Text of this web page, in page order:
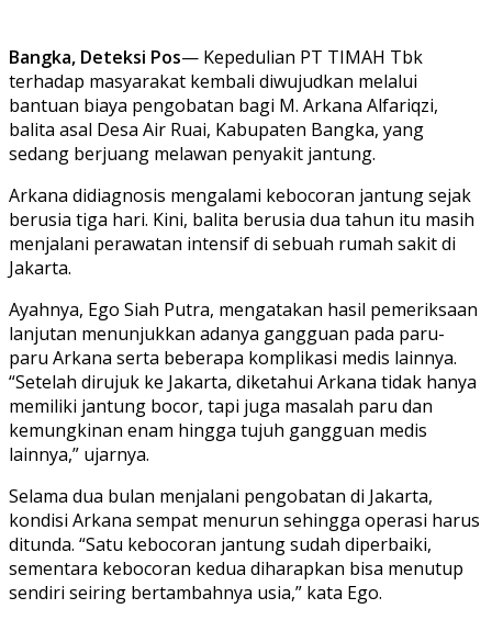
Bangka, Deteksi Pos— Kepedulian PT TIMAH Tbk
terhadap masyarakat kembali diwujudkan melalui
bantuan biaya pengobatan bagi M. Arkana Alfariqzi,
balita asal Desa Air Ruai, Kabupaten Bangka, yang
sedang berjuang melawan penyakit jantung.
Arkana didiagnosis mengalami kebocoran jantung sejak
berusia tiga hari. Kini, balita berusia dua tahun itu masih
menjalani perawatan intensif di sebuah rumah sakit di
Jakarta.
Ayahnya, Ego Siah Putra, mengatakan hasil pemeriksaan
lanjutan menunjukkan adanya gangguan pada paru-
paru Arkana serta beberapa komplikasi medis lainnya.
“Setelah dirujuk ke Jakarta, diketahui Arkana tidak hanya
memiliki jantung bocor, tapi juga masalah paru dan
kemungkinan enam hingga tujuh gangguan medis
lainnya,” ujarnya.
Selama dua bulan menjalani pengobatan di Jakarta,
kondisi Arkana sempat menurun sehingga operasi harus
ditunda. “Satu kebocoran jantung sudah diperbaiki,
sementara kebocoran kedua diharapkan bisa menutup
sendiri seiring bertambahnya usia,” kata Ego.